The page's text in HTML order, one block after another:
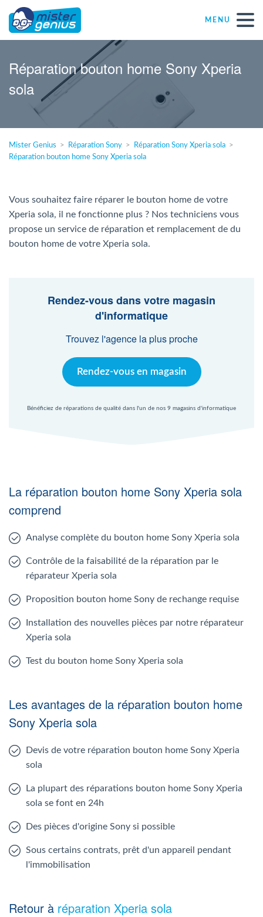
MENU
Réparations – Dépannages
Magasins informatiques toutes marques
Particulier
Indépendant
PME
ASBL
Agent Mac
Nl
Réparation bouton home Sony Xperia
sola
Mister Genius Réparation Sony
Réparation Sony Xperia sola
Réparation bouton home Sony Xperia sola
Vous souhaitez faire réparer le bouton home de votre
Xperia sola, il ne fonctionne plus ? Nos techniciens vous
propose un service de réparation et remplacement de du
bouton home de votre Xperia sola.
Rendez-vous dans votre magasin
d'informatique
Trouvez l'agence la plus proche
Rendez-vous en magasin
Bénéficiez de réparations de qualité dans l'un de nos 9 magasins d'informatique
La réparation bouton home Sony Xperia sola
comprend
Analyse complète du bouton home Sony Xperia sola
Contrôle de la faisabilité de la réparation par le
réparateur Xperia sola
Proposition bouton home Sony de rechange requise
Installation des nouvelles pièces par notre réparateur
Xperia sola
Test du bouton home Sony Xperia sola
Les avantages de la réparation bouton home
Sony Xperia sola
Devis de votre réparation bouton home Sony Xperia
sola
La plupart des réparations bouton home Sony Xperia
sola se font en 24h
Des pièces d'origine Sony si possible
Sous certains contrats, prêt d'un appareil pendant
l'immobilisation
Retour à réparation Xperia sola